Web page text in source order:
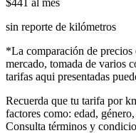
sin reporte de kilómetros
*La comparación de precios
mercado, tomada de varios
tarifas aqui presentadas
Recuerda que tu tarifa por
factores como: edad,
Consulta términos y